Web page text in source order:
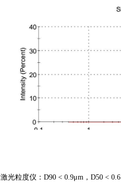
激光粒度仪： D90 < 0.9μm ， D50 < 0.6